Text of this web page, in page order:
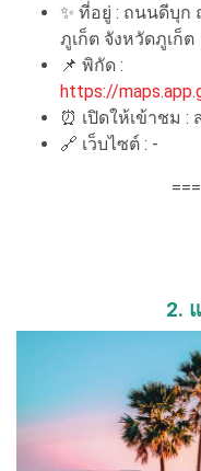
✨ ที่อยู่ : ถนนดีบุก
ภูเก็ต จังหวัดภูเก็ต
📌 พิกัด :
https://
⏰ เปิดให้เข้าชม
🔗 เว็บไซต์ : -
2.